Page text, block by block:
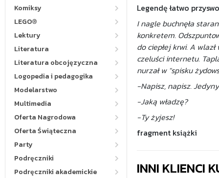
Komiksy
LEGO®
Lektury
Literatura
Literatura obcojęzyczna
Logopedia i pedagogika
Modelarstwo
Multimedia
Oferta Nagrodowa
Oferta Świąteczna
Party
Podręczniki
Podręczniki akademickie
Legendę łatwo
I nagle buchnęła
konkretem.
do ciepłej krwi. A
czeluści internetu.
nurzał w "spisku
-Napisz, napisz.
-Jaką władzę?
-Ty żyjesz!
fragment książki
INNI KLIENCI